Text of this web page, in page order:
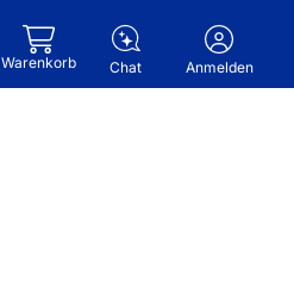
Warenkorb Chat
Anmelden